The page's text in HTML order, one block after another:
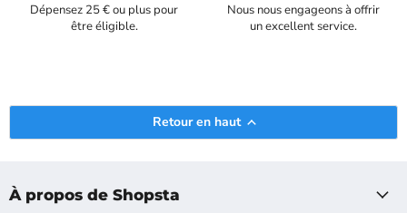
Dépensez 25 € ou plus pour
être éligible.
Nous nous engageons à offrir
un excellent service.
Retour en haut
À propos de Shopsta